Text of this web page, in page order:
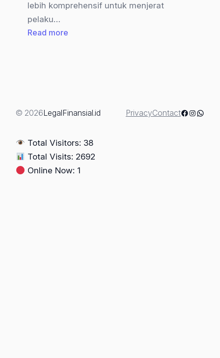
lebih komprehensif untuk menjerat
pelaku…
Read more
dan
Bagian
© 2026LegalFinansial.id PrivacyContactFacebook
Total Visitors: 38
Total Visits: 2692
Online Now: 1